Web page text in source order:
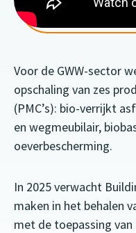
Voor de GWW-sector
opschaling van zes
(PMC’s): bio-verrijkt
en wegmeubilair,
oeverbescherming.
In 2025 verwacht
maken in het behalen
met de toepassing van